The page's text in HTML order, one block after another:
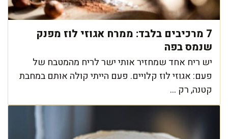
7 מרכיבים בלבד: ממרח אגוזי לוז מפנק
שנמס בפה
יש ריח אחד שמחזיר אותי ישר לריח מהמטבח של
פעם: אגוזי לוז קלויים. פעם הייתי קולה אותם במחבת
קטנה, רק ...